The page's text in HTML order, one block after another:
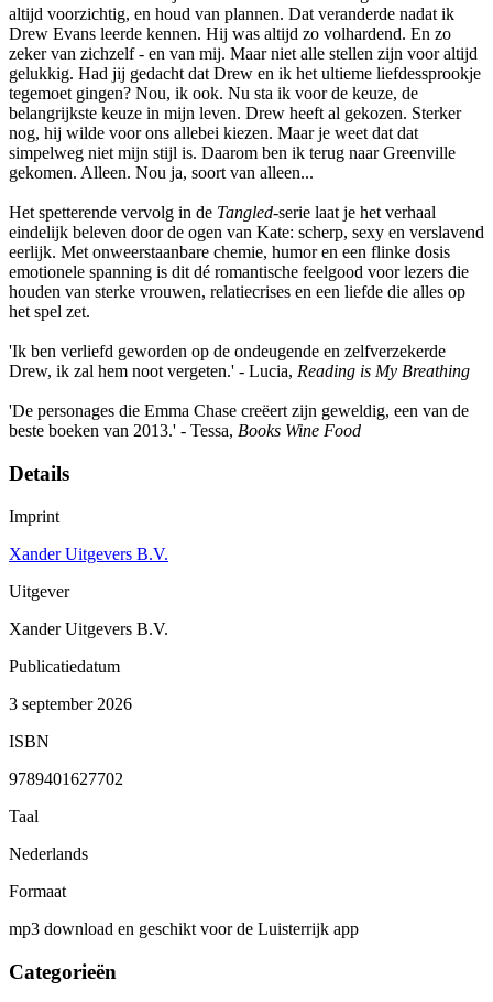
altijd voorzichtig, en houd van plannen. Dat veranderde nadat ik
Drew Evans leerde kennen. Hij was altijd zo volhardend. En zo
zeker van zichzelf - en van mij. Maar niet alle stellen zijn voor altijd
gelukkig. Had jij gedacht dat Drew en ik het ultieme liefdessprookje
tegemoet gingen? Nou, ik ook. Nu sta ik voor de keuze, de
belangrijkste keuze in mijn leven. Drew heeft al gekozen. Sterker
nog, hij wilde voor ons allebei kiezen. Maar je weet dat dat
simpelweg niet mijn stijl is. Daarom ben ik terug naar Greenville
gekomen. Alleen. Nou ja, soort van alleen...
Het spetterende vervolg in de Tangled-serie laat je het verhaal
eindelijk beleven door de ogen van Kate: scherp, sexy en verslavend
eerlijk. Met onweerstaanbare chemie, humor en een flinke dosis
emotionele spanning is dit dé romantische feelgood voor lezers die
houden van sterke vrouwen, relatiecrises en een liefde die alles op
het spel zet.
'Ik ben verliefd geworden op de ondeugende en zelfverzekerde
Drew, ik zal hem noot vergeten.' - Lucia, Reading is My Breathing
'De personages die Emma Chase creëert zijn geweldig, een van de
beste boeken van 2013.' - Tessa, Books Wine Food
Details
Imprint
Xander Uitgevers B.V.
Uitgever
Xander Uitgevers B.V.
Publicatiedatum
3 september 2026
ISBN
9789401627702
Taal
Nederlands
Formaat
mp3 download en geschikt voor de Luisterrijk app
Categorieën